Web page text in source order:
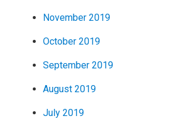
November 2019
October 2019
September 2019
August 2019
July 2019